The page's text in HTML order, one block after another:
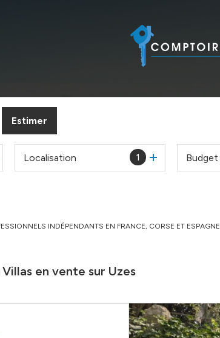
Estimer
1
Localisation Budget
INDÉPENDANTS EN FRANCE, CORSE ET ESPAGNE
en vente sur Uzes